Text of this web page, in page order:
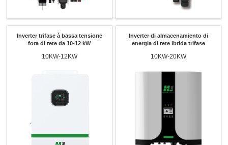
Inverter trifase à bassa tensione
fora di rete da 10-12 kW
10KW-12KW
Inverter di almacenamiento di
energia di rete ibrida trifase
10KW-20KW